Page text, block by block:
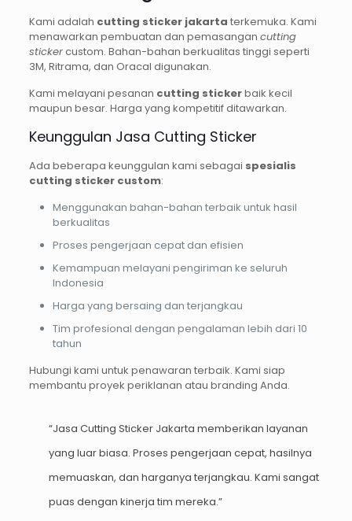
Kami adalah cutting sticker jakarta terkemuka. Kami
menawarkan pembuatan dan pemasangan cutting
stickercustom. Bahan-bahan berkualitas tinggi seperti
3M, Ritrama, dan Oracal digunakan.
Kami melayani pesanan cutting stickerbaik kecil
maupun besar. Harga yang kompetitif ditawarkan.
Keunggulan Jasa Cutting Sticker
Ada beberapa keunggulan kami sebagai spesialis
cutting sticker custom:
Menggunakan bahan-bahan terbaik untuk hasil
berkualitas
Proses pengerjaan cepat dan efisien
Kemampuan melayani pengiriman ke seluruh
Indonesia
Harga yang bersaing dan terjangkau
Tim profesional dengan pengalaman lebih dari 10
tahun
Hubungi kami untuk penawaran terbaik. Kami siap
membantu proyek periklanan atau branding Anda.
“Jasa Cutting Sticker Jakarta memberikan layanan
yang luar biasa. Proses pengerjaan cepat, hasilnya
memuaskan, dan harganya terjangkau. Kami sangat
puas dengan kinerja tim mereka.”